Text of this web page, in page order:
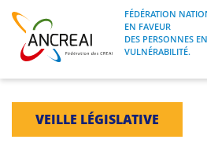
Skip
content
ANCREAI
FÉDÉRATION
FAVEUR DES
FÉDÉRATION
EN FAVEUR
DES PERSONNES
VULNÉRABILITÉ.
À propos
VEILLE LÉGISLATIVE